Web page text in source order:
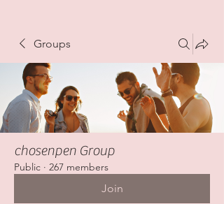
Groups
chosenpen Group
Public · 267 members
Join